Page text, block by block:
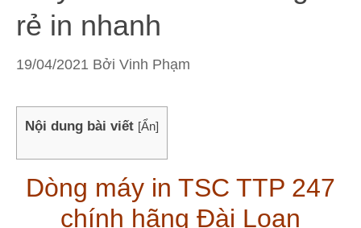
rẻ in nhanh
19/04/2021 Bởi Vinh Phạm
Nội dung bài viết [Ẩn]
Dòng máy in TSC TTP 247
chính hãng Đài Loan